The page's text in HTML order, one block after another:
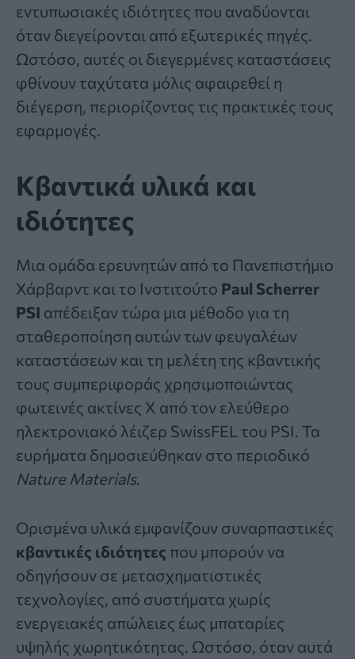
εντυπωσιακές ιδιότητες που αναδύονται
όταν διεγείρονται από εξωτερικές πηγές.
Ωστόσο, αυτές οι διεγερμένες καταστάσεις
φθίνουν ταχύτατα μόλις αφαιρεθεί η
διέγερση, περιορίζοντας τις πρακτικές τους
εφαρμογές.
Κβαντικά υλικά και
ιδιότητες
Μια ομάδα ερευνητών από το Πανεπιστήμιο
Χάρβαρντ και το Ινστιτούτο Paul Scherrer
PSI απέδειξαν τώρα μια μέθοδο για τη
σταθεροποίηση αυτών των φευγαλέων
καταστάσεων και τη μελέτη της κβαντικής
τους συμπεριφοράς χρησιμοποιώντας
φωτεινές ακτίνες Χ από τον ελεύθερο
ηλεκτρονιακό λέιζερ SwissFEL του PSI. Τα
ευρήματα δημοσιεύθηκαν στο περιοδικό
Nature Materials.
Ορισμένα υλικά εμφανίζουν συναρπαστικές
κβαντικές ιδιότητες που μπορούν να
οδηγήσουν σε μετασχηματιστικές
τεχνολογίες, από συστήματα χωρίς
ενεργειακές απώλειες έως μπαταρίες
υψηλής χωρητικότητας. Ωστόσο, όταν αυτά